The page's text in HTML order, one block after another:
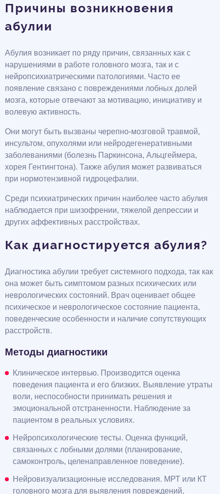
Причины возникновения
абулии
Абулия возникает по ряду причин, связанных как с
нарушениями в работе головного мозга, так и с
нейропсихиатрическими патологиями. Часто ее
появление связано с повреждениями лобных долей
мозга, которые отвечают за мотивацию, инициативу и
волевую активность.
Они могут быть вызваны черепно-мозговой травмой,
инсультом, опухолями или нейродегенеративными
заболеваниями (болезнь Паркинсона, Альцгеймера,
хорея Гентингтона). Также абулия может развиваться
при нормотензивной гидроцефалии.
Среди психиатрических причин наиболее часто абулия
наблюдается при шизофрении, тяжелой депрессии и
других аффективных расстройствах.
Как диагностируется абулия?
Диагностика абулии требует системного подхода, так как
она может быть симптомом разных психических или
неврологических состояний. Врач оценивает общее
психическое и неврологическое состояние пациента,
поведенческие особенности и наличие сопутствующих
расстройств.
Методы диагностики
Клиническое интервью. Производится оценка
поведения пациента и его близких. Выявление утраты
воли, неспособности принимать решения и
эмоциональной отстраненности. Наблюдение за
пациентом в реальных условиях.
Нейропсихологические тесты. Оценка функций,
связанных с лобными долями (планирование,
самоконтроль, целенаправленное поведение).
Нейровизуализационные исследования. МРТ или КТ
головного мозга для выявления повреждений,